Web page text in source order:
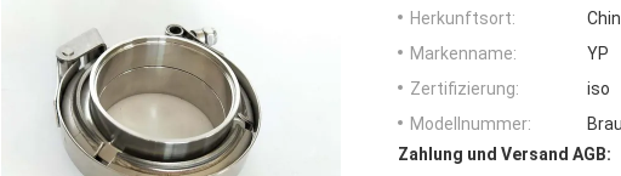
Herkunftsort:
Markenname:
YP
Zertifizierung:
iso
Modellnummer:
Zahlung und Versand AGB: